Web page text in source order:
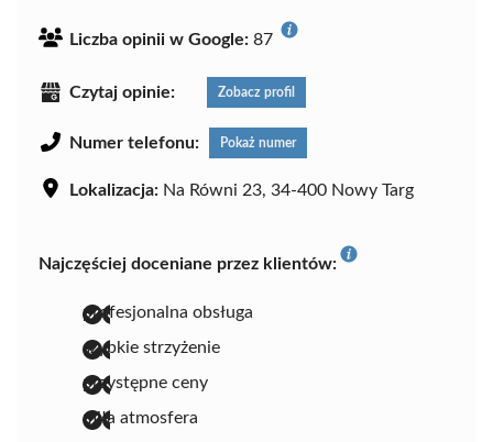
Liczba opinii w Google: 87
Czytaj opinie: Zobacz profil
Numer telefonu: Pokaż numer
Lokalizacja: Na Równi 23, 34-400 Nowy Targ
Najczęściej doceniane przez klientów:
profesjonalna obsługa
szybkie strzyżenie
przystępne ceny
miła atmosfera